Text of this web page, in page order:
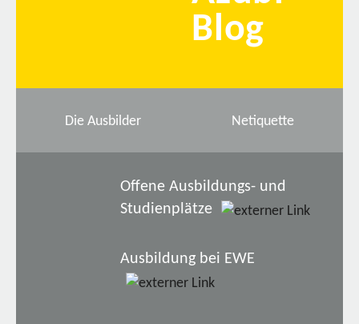
Blog
Die Ausbilder Netiquette
Offene Ausbildungs- und
Studienplätze
Ausbildung bei EWE